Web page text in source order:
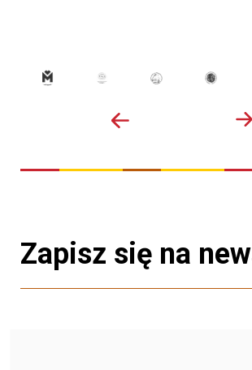
Zapisz się na